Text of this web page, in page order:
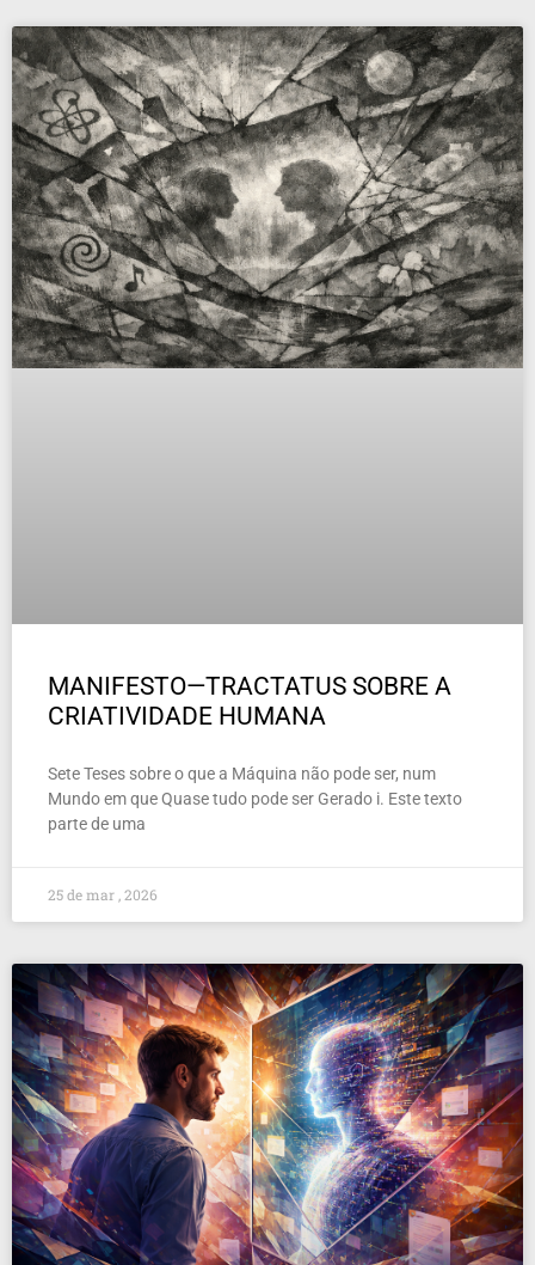
MANIFESTO—TRACTATUS SOBRE A
CRIATIVIDADE HUMANA
Sete Teses sobre o que a Máquina não pode ser, num
Mundo em que Quase tudo pode ser Gerado i. Este texto
parte de uma
25 de mar , 2026